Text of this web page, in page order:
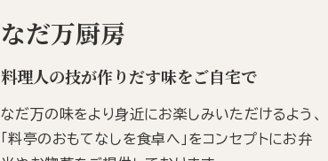
なだ万厨房
料理人の技が作りだす味をご自宅で
なだ万の味をより身近にお楽しみいただけるよう、
「料亭のおもてなしを食卓へ」をコンセプトにお弁